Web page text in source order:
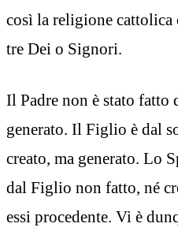
così la religione
tre Dei o Signori.
Il Padre non è stato fatto
generato. Il Figlio è dal
creato, ma generato. Lo
dal Figlio non fatto, né
essi procedente. Vi è